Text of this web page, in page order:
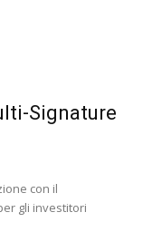
Signature
con il
gli investitori